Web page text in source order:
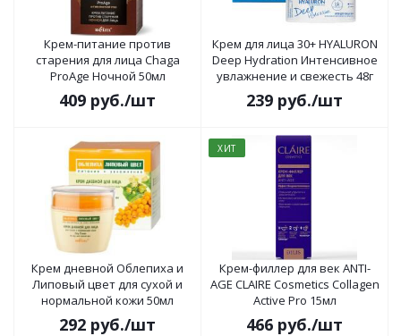
Крем-питание против
старения для лица Chaga
ProAge Ночной 50мл
409 руб./шт
Крем для лица 30+ HYALURON
Deep Hydration Интенсивное
увлажнение и свежесть 48г
239 руб./шт
Крем дневной Облепиха и
Липовый цвет для сухой и
нормальной кожи 50мл
292 руб./шт
ХИТ
Крем-филлер для век ANTI-
AGE CLAIRE Cosmetics Collagen
Active Pro 15мл
466 руб./шт